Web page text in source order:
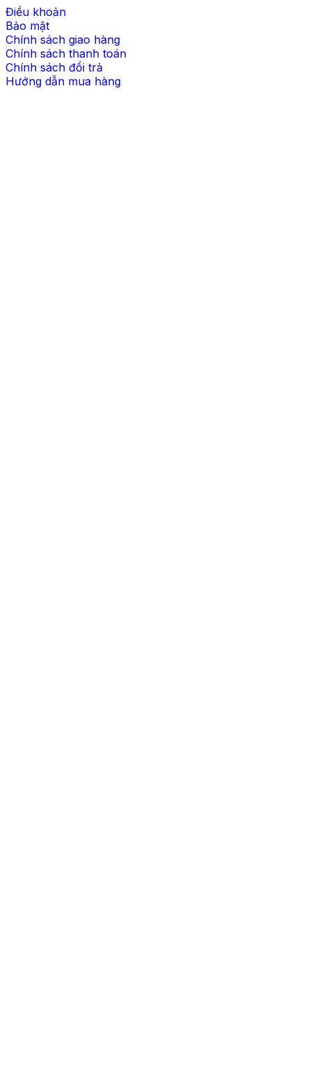
Điều khoản
Bảo mật
Chính sách giao hàng
Chính sách thanh toán
Chính sách đổi trả
Hướng dẫn mua hàng